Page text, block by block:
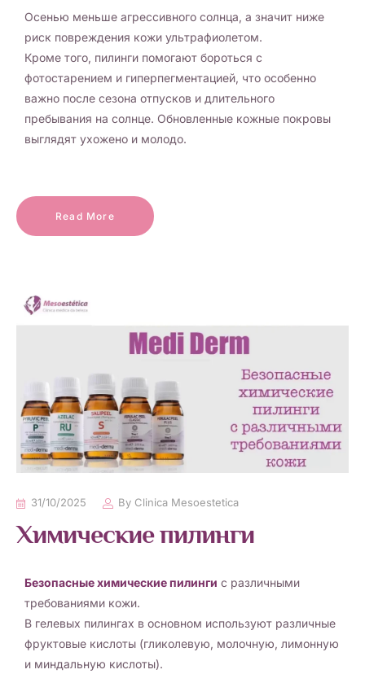
Осенью меньше агрессивного солнца, а значит ниже
риск повреждения кожи ультрафиолетом.
Кроме того, пилинги помогают бороться с
фотостарением и гиперпегментацией, что особенно
важно после сезона отпусков и длительного
пребывания на солнце. Обновленные кожные покровы
выглядят ухожено и молодо.
Read More
31/10/2025 By Clinica Mesoestetica
Химические пилинги
Безопасные химические пилинги с различными
требованиями кожи.
В гелевых пилингах в основном используют различные
фруктовые кислоты (гликолевую, молочную, лимонную
и миндальную кислоты).